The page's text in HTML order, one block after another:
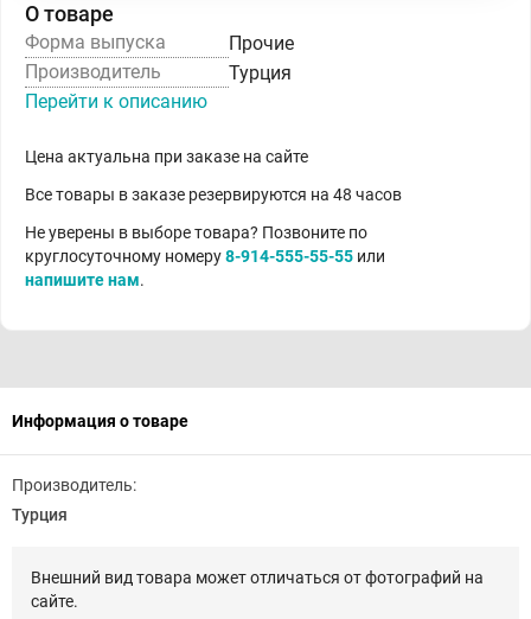
О товаре
Форма выпуска
Прочие
Производитель
Турция
Перейти к описанию
Цена актуальна при заказе на сайте
Все товары в заказе резервируются на 48 часов
Не уверены в выборе товара? Позвоните по
круглосуточному номеру8-914-555-55-55 или
напишите нам.
Информация о товаре
Производитель:
Турция
Внешний вид товара может отличаться от фотографий на
сайте.